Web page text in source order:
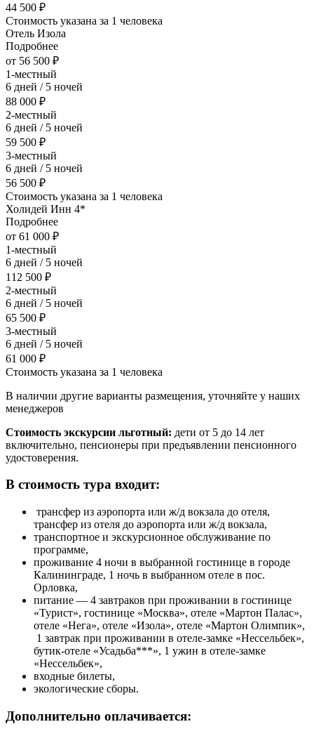
44 500 ₽
Стоимость указана за 1 человека
Отель Изола
Подробнее
от 56 500 ₽
1-местный
6 дней / 5 ночей
88 000 ₽
2-местный
6 дней / 5 ночей
59 500 ₽
3-местный
6 дней / 5 ночей
56 500 ₽
Стоимость указана за 1 человека
Холидей Инн 4*
Подробнее
от 61 000 ₽
1-местный
6 дней / 5 ночей
112 500 ₽
2-местный
6 дней / 5 ночей
65 500 ₽
3-местный
6 дней / 5 ночей
61 000 ₽
Стоимость указана за 1 человека
В наличии другие варианты размещения, уточняйте у наших
менеджеров
Стоимость экскурсии льготный: дети от 5 до 14 лет
включительно, пенсионеры при предъявлении пенсионного
удостоверения.
В стоимость тура входит:
трансфер из аэропорта или ж/д вокзала до отеля,
трансфер из отеля до аэропорта или ж/д вокзала,
транспортное и экскурсионное обслуживание по
программе,
проживание 4 ночи в выбранной гостинице в городе
Калининграде, 1 ночь в выбранном отеле в пос.
Орловка,
питание — 4 завтраков при проживании в гостинице
«Турист», гостинице «Москва», отеле «Мартон Палас»,
отеле «Нега», отеле «Изола», отеле «Мартон Олимпик»,
1 завтрак при проживании в отеле-замке «Нессельбек»,
бутик-отеле «Усадьба***», 1 ужин в отеле-замке
«Нессельбек»,
входные билеты,
экологические сборы.
Дополнительно оплачивается: